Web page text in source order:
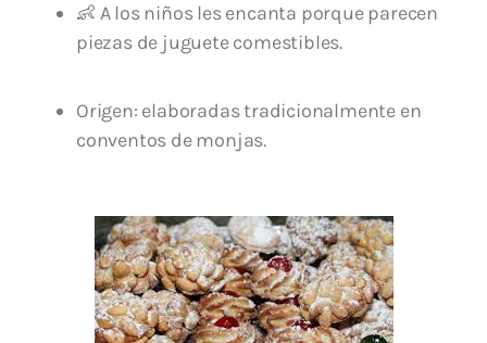
👶 A los niños les encanta porque parecen
piezas de juguete comestibles.
Origen: elaboradas tradicionalmente en
conventos de monjas.